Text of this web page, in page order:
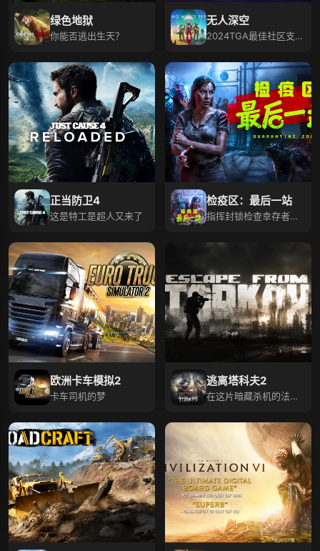
绿色地狱
你能否逃出生天？
无人深空
2024TGA最佳社区支持
正当防卫4
这是特工是超人又来了
检疫区：最后一站
指挥封锁检查幸存者，
欧洲卡车模拟2
卡车司机的梦
逃离塔科夫2
在这片暗藏杀机的法外